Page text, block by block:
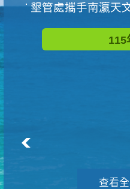
墾管處攜手南瀛天文
115
查看